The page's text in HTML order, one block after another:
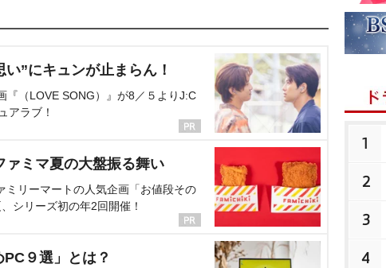
”にキュンが止まらん！
『（LOVE SONG）』が8／５よりJ:C
アラブ！
ァミマ夏の大盤振る舞い
ミリーマートの人気企画「お値段その
シリーズ初の年2回開催！
９選」とは？
1
2
3
4